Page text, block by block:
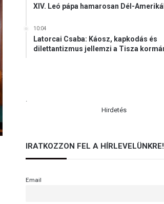
XIV. Leó pápa hamarosan Dél-
10:04
Latorcai Csaba: Káosz, kapkodás és
dilettantizmus jellemzi a Tisza
.
Hirdetés
IRATKOZZON FEL A HÍRLEVELÜNKRE!
Email